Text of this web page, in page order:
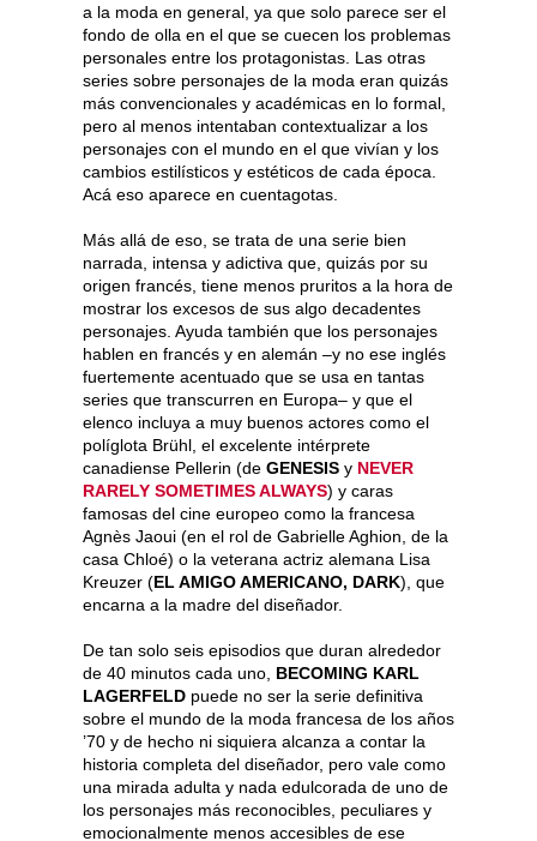
a la moda en general, ya que solo parece ser el
fondo de olla en el que se cuecen los problemas
personales entre los protagonistas. Las otras
series sobre personajes de la moda eran quizás
más convencionales y académicas en lo formal,
pero al menos intentaban contextualizar a los
personajes con el mundo en el que vivían y los
cambios estilísticos y estéticos de cada época.
Acá eso aparece en cuentagotas.
Más allá de eso, se trata de una serie bien
narrada, intensa y adictiva que, quizás por su
origen francés, tiene menos pruritos a la hora de
mostrar los excesos de sus algo decadentes
personajes. Ayuda también que los personajes
hablen en francés y en alemán –y no ese inglés
fuertemente acentuado que se usa en tantas
series que transcurren en Europa– y que el
elenco incluya a muy buenos actores como el
políglota Brühl, el excelente intérprete
canadiense Pellerin (de GENESIS y NEVER
RARELY SOMETIMES ALWAYS) y caras
famosas del cine europeo como la francesa
Agnès Jaoui (en el rol de Gabrielle Aghion, de la
casa Chloé) o la veterana actriz alemana Lisa
Kreuzer (EL AMIGO AMERICANO, DARK), que
encarna a la madre del diseñador.
De tan solo seis episodios que duran alrededor
de 40 minutos cada uno, BECOMING KARL
LAGERFELD puede no ser la serie definitiva
sobre el mundo de la moda francesa de los años
’70 y de hecho ni siquiera alcanza a contar la
historia completa del diseñador, pero vale como
una mirada adulta y nada edulcorada de uno de
los personajes más reconocibles, peculiares y
emocionalmente menos accesibles de ese